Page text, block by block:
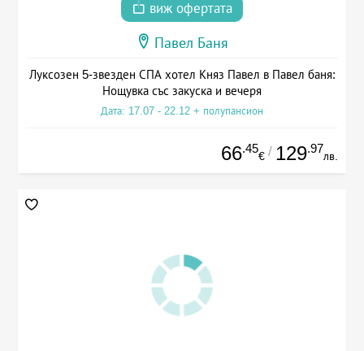
виж офертата
Павел Баня
Луксозен 5-звезден СПА хотел Княз Павел в Павел баня:
Нощувка със закуска и вечеря
Дата: 17.07 - 22.12 + полупансион
66.45
€ / 129.97
лв.